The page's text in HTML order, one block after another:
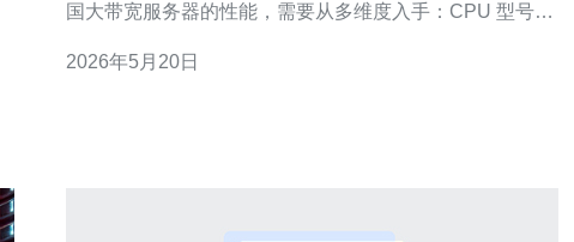
国大带宽服务器的性能，需要从多维度入手：CPU 型号与
IOPS，以及网络接口（10Gbps/40Gbps/100Gbps）。一
2026年5月20日